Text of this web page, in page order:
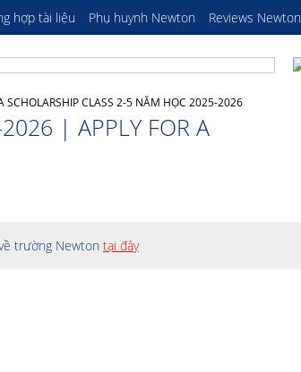
hợp tài liệu Phụ huynh Newton Reviews Newton
CLASS 2-5 NĂM HỌC 2025-2026
| APPLY FOR A
trường Newton tại đây